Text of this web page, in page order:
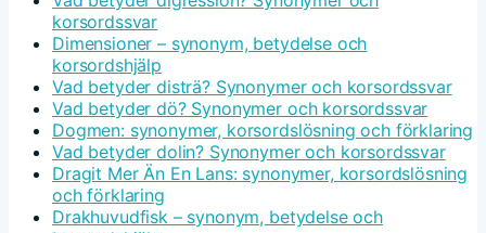
korsordssvar
Dimensioner – synonym, betydelse och
korsordshjälp
Vad betyder disträ? Synonymer och korsordssvar
Vad betyder dö? Synonymer och korsordssvar
Dogmen: synonymer, korsordslösning och förklaring
Vad betyder dolin? Synonymer och korsordssvar
Dragit Mer Än En Lans: synonymer, korsordslösning
och förklaring
Drakhuvudfisk – synonym, betydelse och